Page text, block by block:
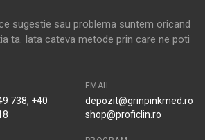
sugestie sau problema suntem oricand
ta. Iata cateva metode prin care ne poti
738, +40
EMAIL
depozit@grinpinkmed.ro
shop@proficlin.ro